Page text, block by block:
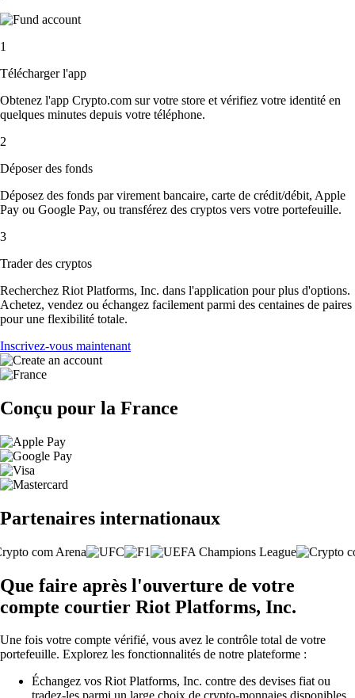
1
Télécharger l'app
Obtenez l'app Crypto.com sur votre store et vérifiez votre identité en
quelques minutes depuis votre téléphone.
2
Déposer des fonds
Déposez des fonds par virement bancaire, carte de crédit/débit, Apple
Pay ou Google Pay, ou transférez des cryptos vers votre portefeuille.
3
Trader des cryptos
Recherchez Riot Platforms, Inc. dans l'application pour plus d'options.
Achetez, vendez ou échangez facilement parmi des centaines de paires
pour une flexibilité totale.
Inscrivez-vous maintenant
Conçu pour la France
Partenaires internationaux
Que faire après l'ouverture de votre
compte courtier Riot Platforms, Inc.
Une fois votre compte vérifié, vous avez le contrôle total de votre
portefeuille. Explorez les fonctionnalités de notre plateforme :
Échangez vos Riot Platforms, Inc. contre des devises fiat ou